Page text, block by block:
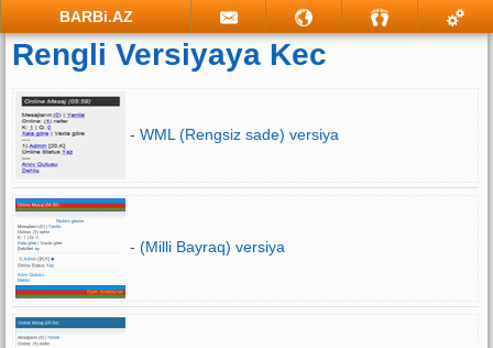
BARBi.AZ
Rengli Versiyaya Kec
- WML (Rengsiz sade) versiya
- (Milli Bayraq) versiya